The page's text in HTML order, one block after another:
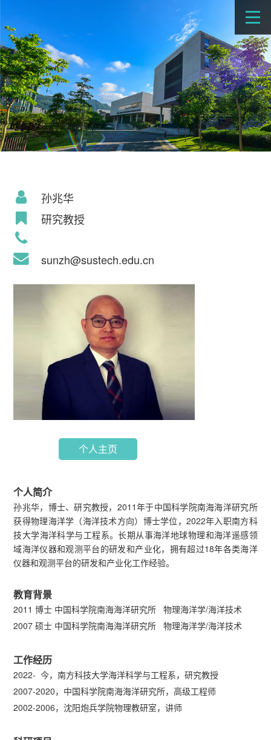
孙兆华
研究教授
sunzh@sustech.edu.cn
个人主页
个人简介
孙兆华，博士、研究教授，2011年于中国科学院南海海洋研究所
获得物理海洋学（海洋技术方向）博士学位，2022年入职南方科
技大学海洋科学与工程系。长期从事海洋地球物理和海洋遥感领
域海洋仪器和观测平台的研发和产业化，拥有超过18年各类海洋
仪器和观测平台的研发和产业化工作经验。
教育背景
2011 博士 中国科学院南海海洋研究所 物理海洋学/海洋技术
2007 硕士 中国科学院南海海洋研究所 物理海洋学/海洋技术
工作经历
2022- 今，南方科技大学海洋科学与工程系，研究教授
2007-2020，中国科学院南海海洋研究所，高级工程师
2002-2006，沈阳炮兵学院物理教研室，讲师